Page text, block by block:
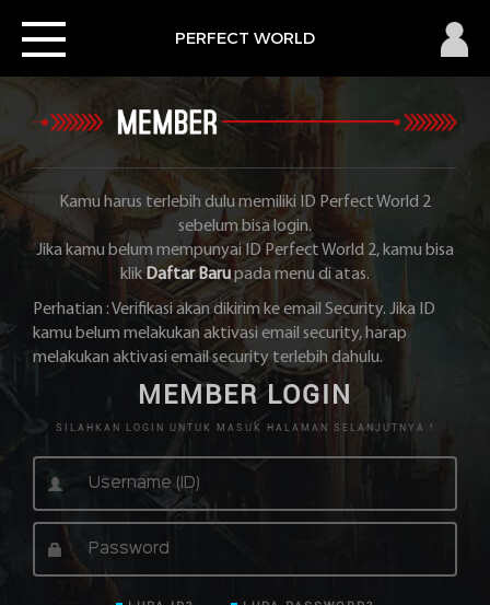
×
Toggle
navigation
PERFECT WORLD
PERFECT
Home
News
Member
Download
Pembayaran
Redeem
Code
Kamu harus terlebih dulu memiliki ID Perfect World 2
sebelum bisa login.
Jika kamu belum mempunyai ID Perfect World 2, kamu bisa
klikDaftar Barupada menu di atas.
Perhatian : Verifikasi akan dikirim ke email Security. Jika ID
kamu belum melakukan aktivasi email security, harap
melakukan aktivasi email security terlebih dahulu.
MEMBER LOGIN
SILAHKAN LOGIN UNTUK MASUK HALAMAN SELANJUTNYA !